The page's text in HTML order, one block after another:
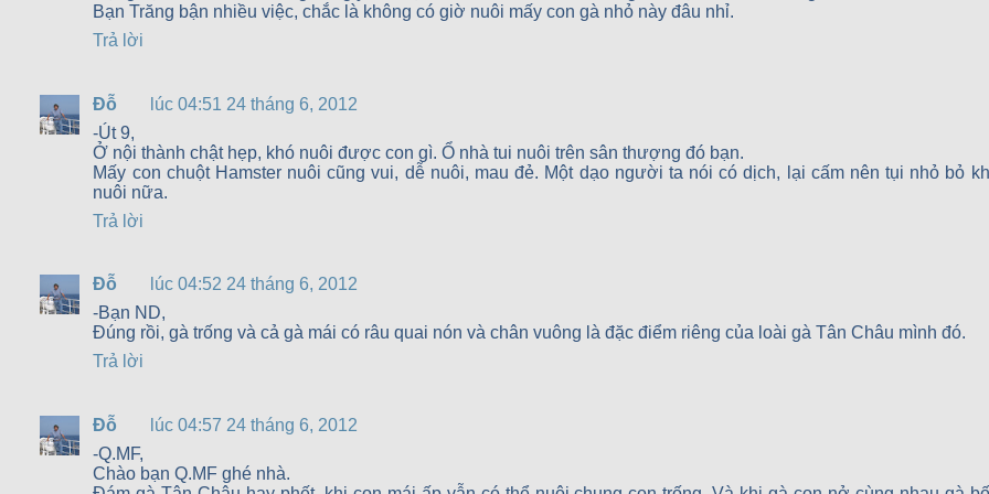
Bạn Trăng bận nhiều việc, chắc là không có giờ nuôi mấy con gà nhỏ này đâu nhỉ.
Trả lời
Đỗ
lúc 04:51 24 tháng 6, 2012
-Út 9,
Ở nội thành chật hẹp, khó nuôi được con gì. Ổ nhà tui nuôi trên sân thượng đó bạn.
Mấy con chuột Hamster nuôi cũng vui, dễ nuôi, mau đẻ. Một dạo người ta nói có dịch, lại cấm nên tụi nhỏ bỏ
nuôi nữa.
Trả lời
Đỗ
lúc 04:52 24 tháng 6, 2012
-Bạn ND,
Đúng rồi, gà trống và cả gà mái có râu quai nón và chân vuông là đặc điểm riêng của loài gà Tân Châu mình đó.
Trả lời
Đỗ
lúc 04:57 24 tháng 6, 2012
-Q.MF,
Chào bạn Q.MF ghé nhà.